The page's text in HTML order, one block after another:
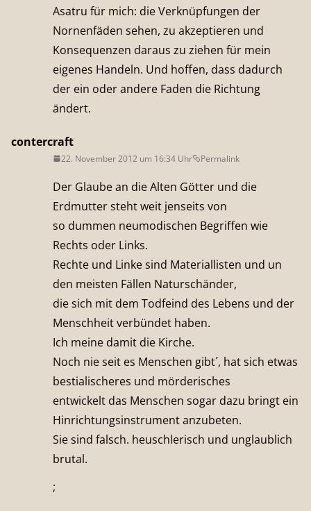
Asatru für mich: die Verknüpfungen der
Nornenfäden sehen, zu akzeptieren und
Konsequenzen daraus zu ziehen für mein
eigenes Handeln. Und hoffen, dass dadurch
der ein oder andere Faden die Richtung
ändert.
contercraft
22. November 2012 um 16:34 Uhr Permalink
Der Glaube an die Alten Götter und die
Erdmutter steht weit jenseits von
so dummen neumodischen Begriffen wie
Rechts oder Links.
Rechte und Linke sind Materiallisten und un
den meisten Fällen Naturschänder,
die sich mit dem Todfeind des Lebens und der
Menschheit verbündet haben.
Ich meine damit die Kirche.
Noch nie seit es Menschen gibt´, hat sich etwas
bestialischeres und mörderisches
entwickelt das Menschen sogar dazu bringt ein
Hinrichtungsinstrument anzubeten.
Sie sind falsch. heuschlerisch und unglaublich
brutal.
;